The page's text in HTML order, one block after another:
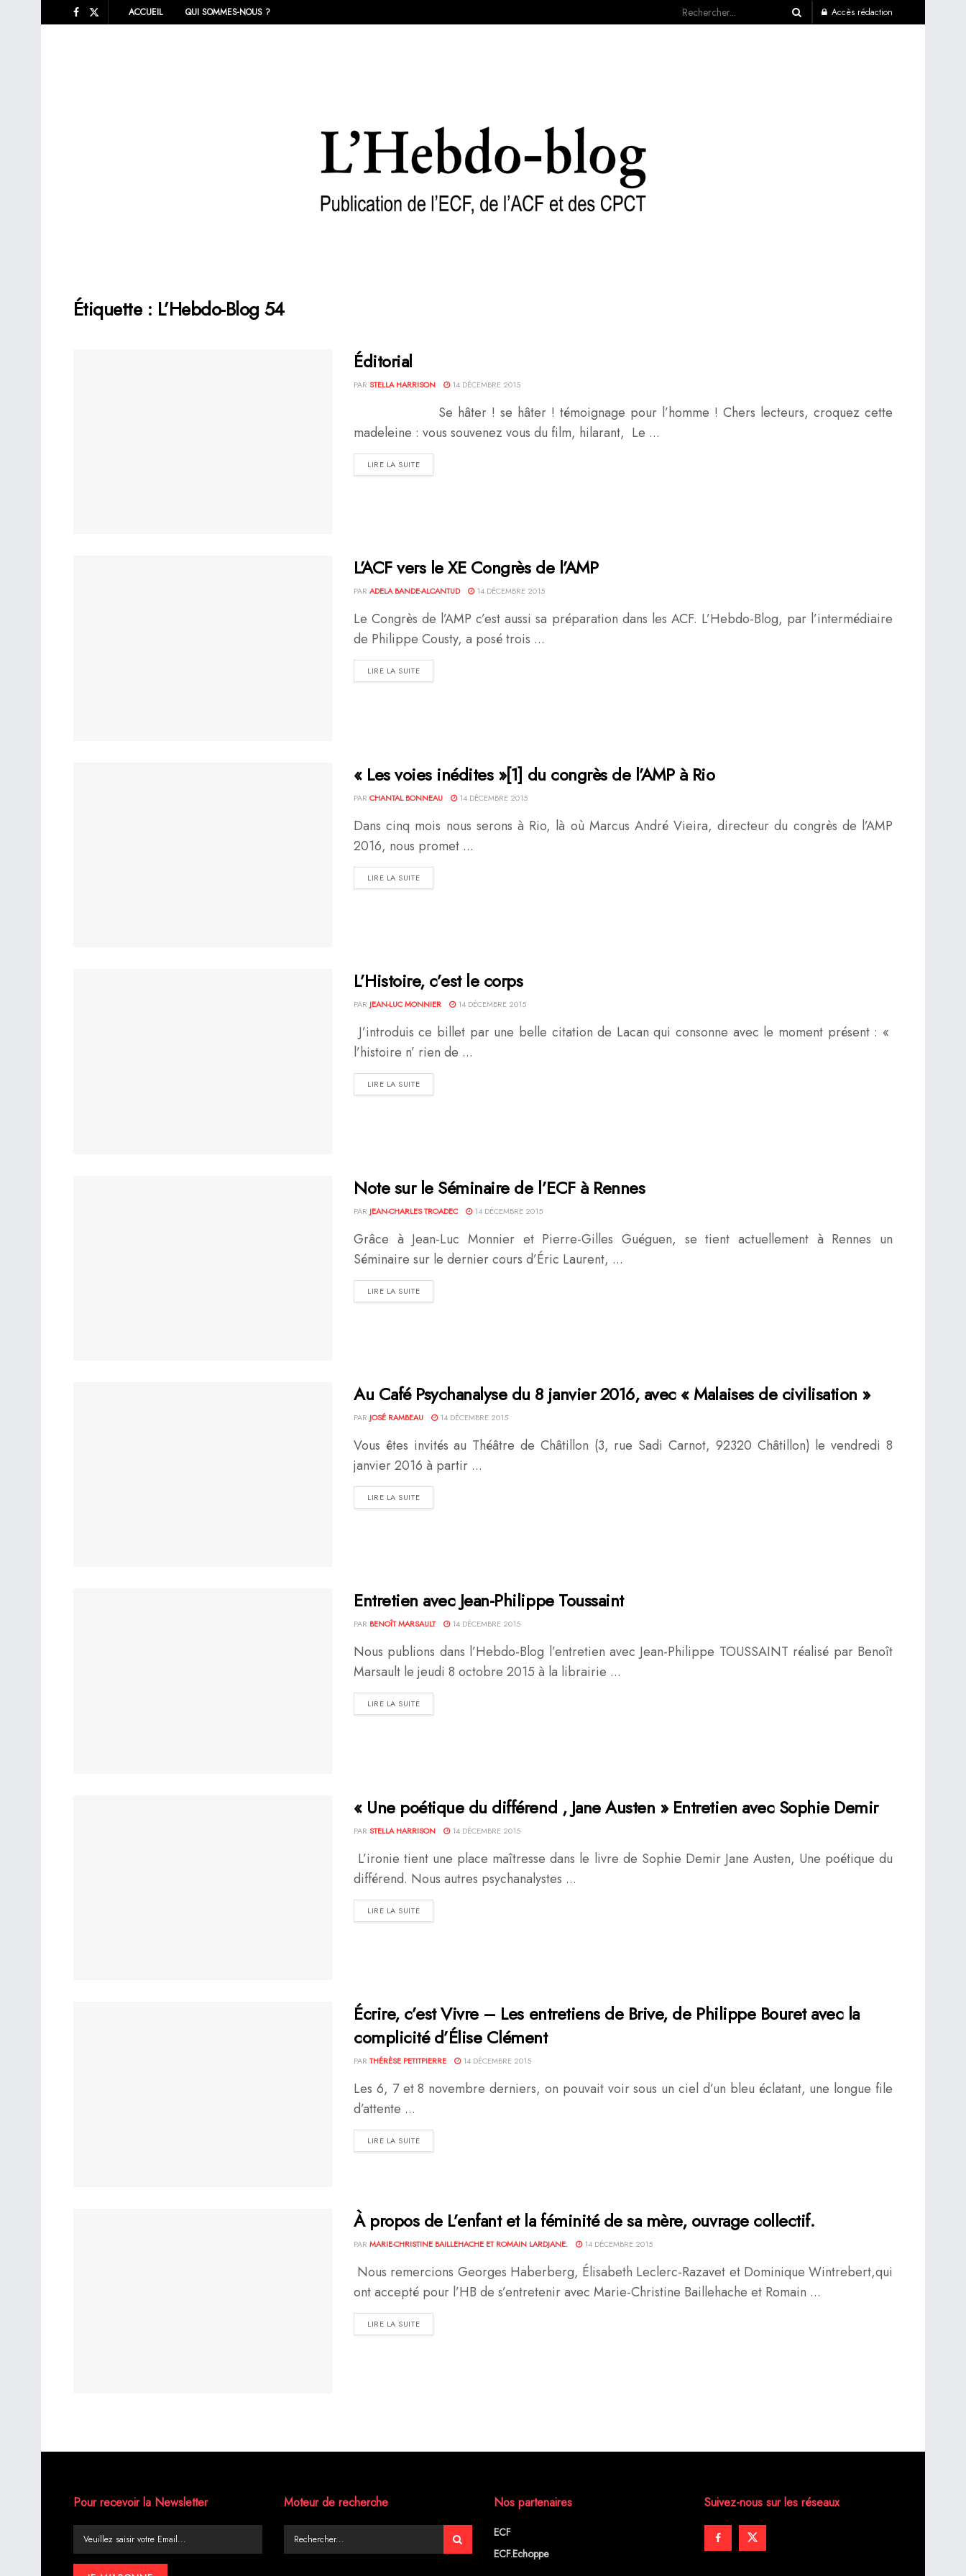
ACCUEIL QUI SOMMES-NOUS ? Accès rédaction
Étiquette : L’Hebdo-Blog 54
Éditorial
PAR STELLA HARRISON 14 DÉCEMBRE 2015
Se hâter ! se hâter ! témoignage pour l’homme ! Chers lecteurs, croquez cette
madeleine : vous souvenez vous du film, hilarant, Le ...
LIRE LA SUITEDETAILS
L’ACF vers le XE Congrès de l’AMP
PAR ADELA BANDE-ALCANTUD 14 DÉCEMBRE 2015
Le Congrès de l’AMP c’est aussi sa préparation dans les ACF. L’Hebdo-Blog, par l’intermédiaire
de Philippe Cousty, a posé trois ...
LIRE LA SUITEDETAILS
« Les voies inédites »[1] du congrès de l’AMP à Rio
PAR CHANTAL BONNEAU 14 DÉCEMBRE 2015
Dans cinq mois nous serons à Rio, là où Marcus André Vieira, directeur du congrès de l’AMP
2016, nous promet ...
LIRE LA SUITEDETAILS
L’Histoire, c’est le corps
PAR JEAN-LUC MONNIER 14 DÉCEMBRE 2015
J’introduis ce billet par une belle citation de Lacan qui consonne avec le moment présent : «
l’histoire n’ rien de ...
LIRE LA SUITEDETAILS
Note sur le Séminaire de l’ECF à Rennes
PAR JEAN-CHARLES TROADEC 14 DÉCEMBRE 2015
Grâce à Jean-Luc Monnier et Pierre-Gilles Guéguen, se tient actuellement à Rennes un
Séminaire sur le dernier cours d’Éric Laurent, ...
LIRE LA SUITEDETAILS
Au Café Psychanalyse du 8 janvier 2016, avec « Malaises de civilisation »
PAR JOSÉ RAMBEAU 14 DÉCEMBRE 2015
Vous êtes invités au Théâtre de Châtillon (3, rue Sadi Carnot, 92320 Châtillon) le vendredi 8
janvier 2016 à partir ...
LIRE LA SUITEDETAILS
Entretien avec Jean-Philippe Toussaint
PAR BENOÎT MARSAULT 14 DÉCEMBRE 2015
Nous publions dans l’Hebdo-Blog l’entretien avec Jean-Philippe TOUSSAINT réalisé par Benoît
Marsault le jeudi 8 octobre 2015 à la librairie ...
LIRE LA SUITEDETAILS
« Une poétique du différend , Jane Austen » Entretien avec Sophie Demir
PAR STELLA HARRISON 14 DÉCEMBRE 2015
L’ironie tient une place maîtresse dans le livre de Sophie Demir Jane Austen, Une poétique du
différend. Nous autres psychanalystes ...
LIRE LA SUITEDETAILS
Écrire, c’est Vivre – Les entretiens de Brive, de Philippe Bouret avec la
complicité d’Élise Clément
PAR THÉRÈSE PETITPIERRE 14 DÉCEMBRE 2015
Les 6, 7 et 8 novembre derniers, on pouvait voir sous un ciel d’un bleu éclatant, une longue file
d’attente ...
LIRE LA SUITEDETAILS
À propos de L’enfant et la féminité de sa mère, ouvrage collectif.
PAR MARIE-CHRISTINE BAILLEHACHE ET ROMAIN LARDJANE. 14 DÉCEMBRE 2015
Nous remercions Georges Haberberg, Élisabeth Leclerc-Razavet et Dominique Wintrebert,qui
ont accepté pour l’HB de s’entretenir avec Marie-Christine Baillehache et Romain ...
LIRE LA SUITEDETAILS
Pour recevoir la Newsletter Moteur de recherche Nos partenaires
ECF
ECF.Echoppe
Suivez-nous sur les réseaux